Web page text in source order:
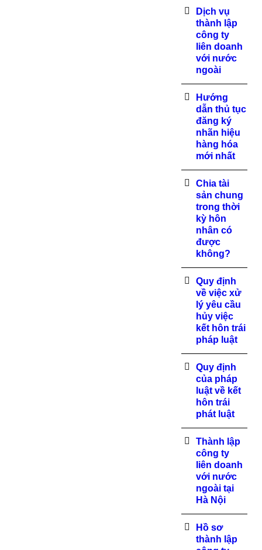
Dịch vụ
thành lập
công ty
liên doanh
với nước
ngoài
Hướng
dẫn thủ tục
đăng ký
nhãn hiệu
hàng hóa
mới nhất
Chia tài
sản chung
trong thời
kỳ hôn
nhân có
được
không?
Quy định
về việc xử
lý yêu cầu
hủy việc
kết hôn trái
pháp luật
Quy định
của pháp
luật về kết
hôn trái
phát luật
Thành lập
công ty
liên doanh
với nước
ngoài tại
Hà Nội
Hồ sơ
thành lập